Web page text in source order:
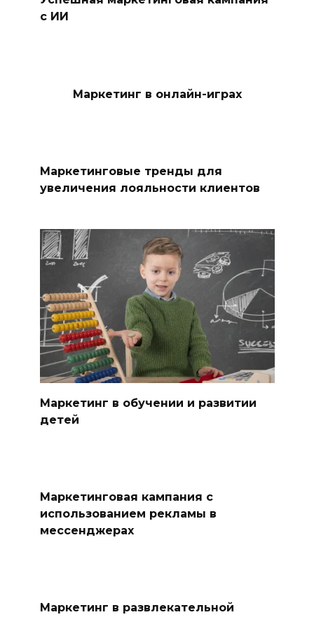
с ИИ
Маркетинг в онлайн-играх
Маркетинговые тренды для
увеличения лояльности клиентов
Маркетинг в обучении и развитии
детей
Маркетинговая кампания с
использованием рекламы в
мессенджерах
Маркетинг в развлекательной